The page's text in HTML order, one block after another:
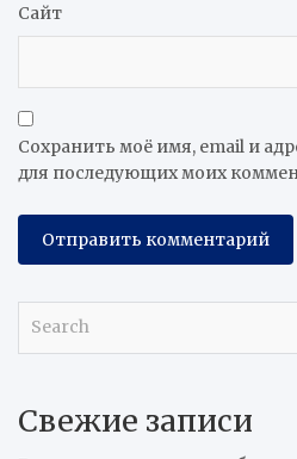
Сайт
Сохранить моё имя, email и
для последующих моих
c
Свежие записи